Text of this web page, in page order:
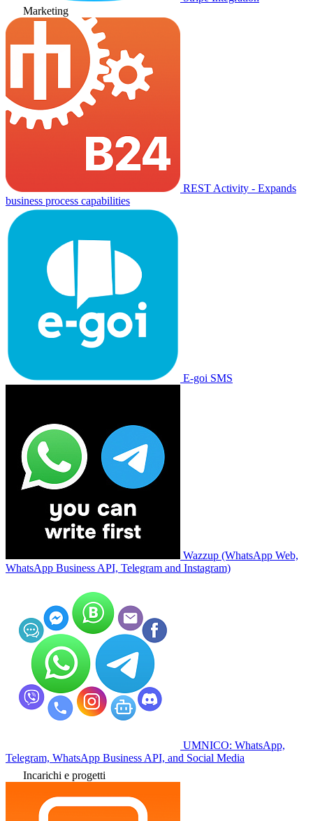
Marketing
REST Activity - Expands
business process capabilities
E-goi SMS
Wazzup (WhatsApp Web,
WhatsApp Business API, Telegram and Instagram)
UMNICO: WhatsApp,
Telegram, WhatsApp Business API, and Social Media
Incarichi e progetti